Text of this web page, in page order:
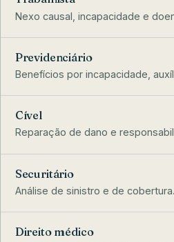
Nexo causal, incapacidade e
Previdenciário
Benefícios por incapacidade,
Cível
Reparação de dano e
Securitário
Análise de sinistro e de cobertura.
Direito médico